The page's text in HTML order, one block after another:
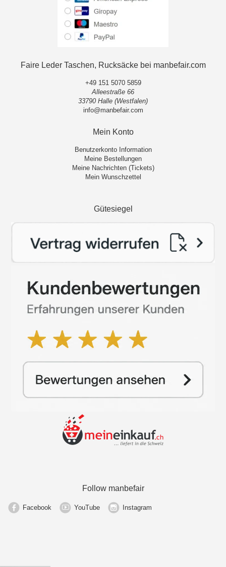
Faire Leder Taschen, Rucksäcke bei manbefair.com
+49 151 5070 5859
Alleestraße 66
33790 Halle (Westfalen)
info@manbefair.com
Mein Konto
Benutzerkonto Information
Meine Bestellungen
Meine Nachrichten (Tickets)
Mein Wunschzettel
Gütesiegel
Follow manbefair
Facebook YouTube Instagram